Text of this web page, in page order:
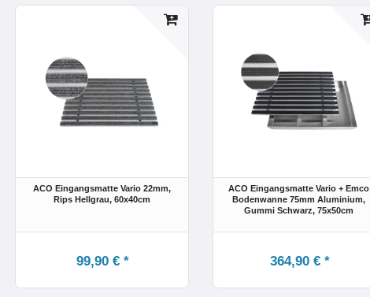
ACO Eingangsmatte Vario 22mm,
Rips Hellgrau, 60x40cm
99,90 € *
ACO Eingangsmatte Vario + Emco
Bodenwanne 75mm Aluminium,
Gummi Schwarz, 75x50cm
364,90 € *